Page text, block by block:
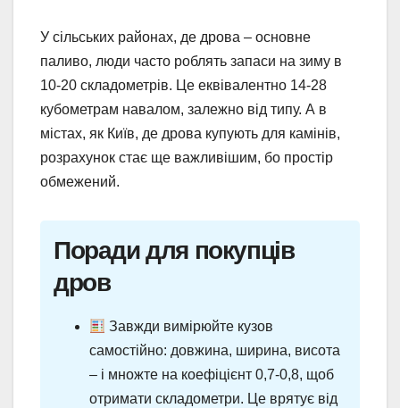
У сільських районах, де дрова – основне
паливо, люди часто роблять запаси на зиму в
10-20 складометрів. Це еквівалентно 14-28
кубометрам навалом, залежно від типу. А в
містах, як Київ, де дрова купують для камінів,
розрахунок стає ще важливішим, бо простір
обмежений.
Поради для покупців
дров
Завжди вимірюйте кузов
самостійно: довжина, ширина, висота
– і множте на коефіцієнт 0,7-0,8, щоб
отримати складометри. Це врятує від